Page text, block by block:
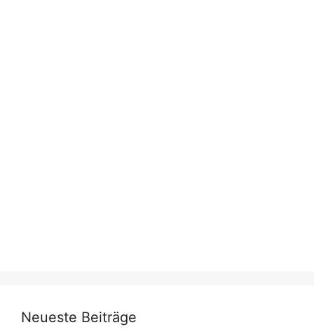
Neueste Beiträge